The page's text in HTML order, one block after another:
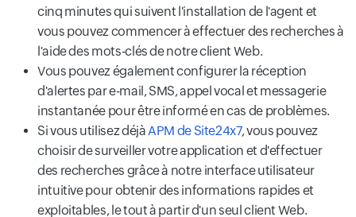
cinq minutes qui suivent l'installation de l'agent et
vous pouvez commencer à effectuer des recherches à
l'aide des mots-clés de notre client Web.
Vous pouvez également configurer la réception
d'alertes par e-mail, SMS, appel vocal et messagerie
instantanée pour être informé en cas de problèmes.
Si vous utilisez déjàAPM de Site24x7, vous pouvez
choisir de surveiller votre application et d'effectuer
des recherches grâce à notre interface utilisateur
intuitive pour obtenir des informations rapides et
exploitables, le tout à partir d'un seul client Web.